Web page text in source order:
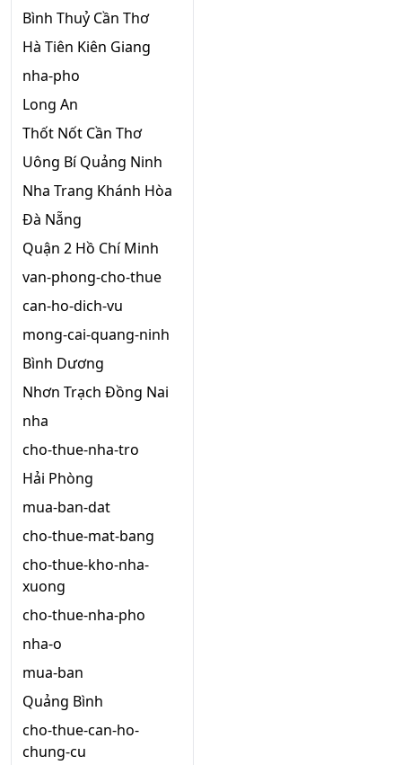
Bình Thuỷ Cần Thơ
Hà Tiên Kiên Giang
nha-pho
Long An
Thốt Nốt Cần Thơ
Uông Bí Quảng Ninh
Nha Trang Khánh Hòa
Đà Nẵng
Quận 2 Hồ Chí Minh
van-phong-cho-thue
can-ho-dich-vu
mong-cai-quang-ninh
Bình Dương
Nhơn Trạch Đồng Nai
nha
cho-thue-nha-tro
Hải Phòng
mua-ban-dat
cho-thue-mat-bang
cho-thue-kho-nha-
xuong
cho-thue-nha-pho
nha-o
mua-ban
Quảng Bình
cho-thue-can-ho-
chung-cu